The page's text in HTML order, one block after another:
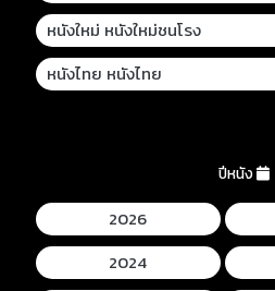
หนังใหม่ หนังใหม่ชนโรง
หนังไทย หนังไทย
ปีหนัง
2026
2024